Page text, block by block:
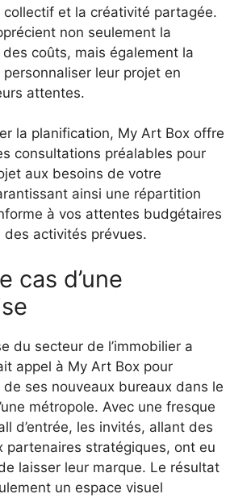
collectif et la créativité partagée.
non seulement la
coûts, mais également la
leur projet en
attentes.
la planification, My Art Box offre
consultations préalables pour
aux besoins de votre
ainsi une répartition
à vos attentes budgétaires
activités prévues.
cas d’une
du secteur de l’immobilier a
appel à My Art Box pour
de ses nouveaux bureaux dans le
métropole. Avec une fresque
d’entrée, les invités, allant des
partenaires stratégiques, ont eu
laisser leur marque. Le résultat
un espace visuel